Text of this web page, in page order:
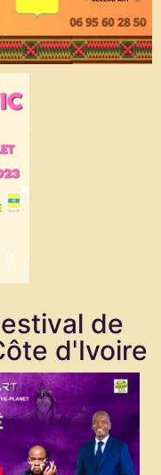
de
d'Ivoire